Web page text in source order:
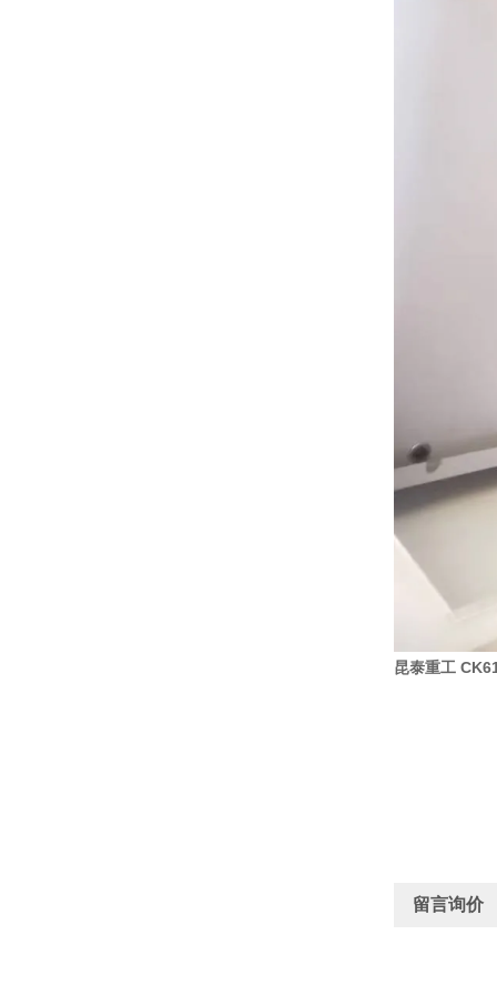
昆泰重工
留言询价